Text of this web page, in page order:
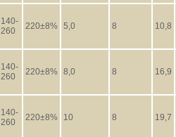
140-
260
220±8% 5,0 8 10,8
140-
260
220±8% 8,0 8 16,9
140-
260
220±8% 10 8 19,7